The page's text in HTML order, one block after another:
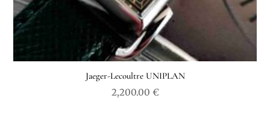
Jaeger-Lecoultre UNIPLAN
2,200.00 €